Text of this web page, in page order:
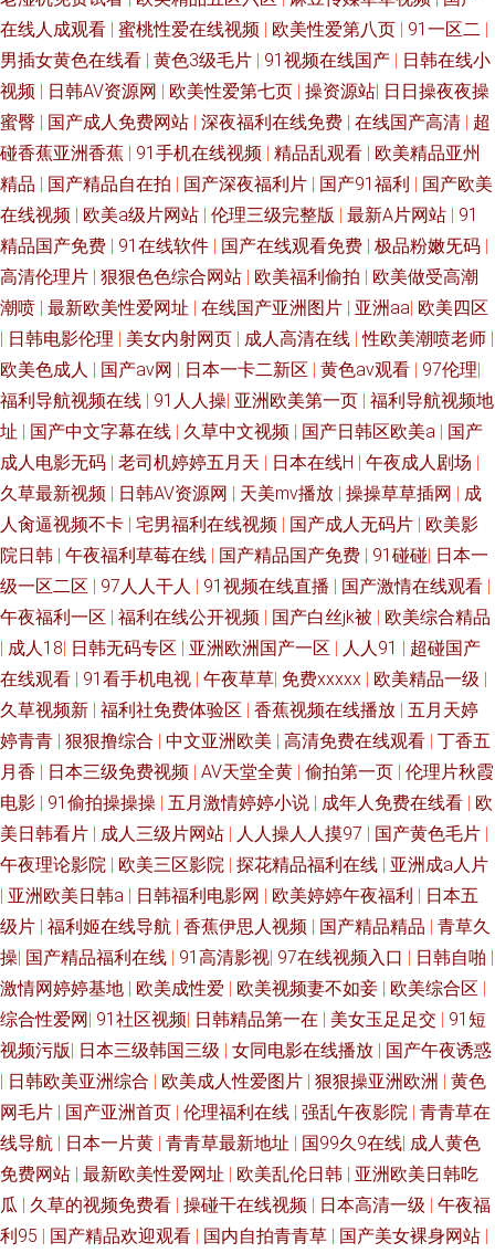
在线人成观看 | 蜜桃性爱在线视频 | 欧美性爱第八页 | 91一区二 |
男插女黄色在线看 | 黄色3级毛片 | 91视频在线国产 | 日韩在线小
视频 | 日韩AV资源网 | 欧美性爱第七页 | 操资源站| 日日操夜夜操
蜜臀 | 国产成人免费网站 | 深夜福利在线免费 | 在线国产高清 | 超
碰香蕉亚洲香蕉 | 91手机在线视频 | 精品乱观看 | 欧美精品亚州
精品 | 国产精品自在拍 | 国产深夜福利片 | 国产91福利 | 国产欧美
在线视频 | 欧美a级片网站 | 伦理三级完整版 | 最新A片网站 | 91
精品国产免费 | 91在线软件 | 国产在线观看免费 | 极品粉嫩旡码 |
高清伦理片 | 狠狠色色综合网站 | 欧美福利偷拍 | 欧美做受高潮
潮喷 | 最新欧美性爱网址 | 在线国产亚洲图片 | 亚洲aa| 欧美四区
| 日韩电影伦理 | 美女内射网页 | 成人高清在线 |性欧美潮喷老师 |
欧美色成人 | 国产av网 | 日本一卡二新区 | 黄色av观看 | 97伦理|
福利导航视频在线 | 91人人操| 亚洲欧美第一页 | 福利导航视频地
址 | 国产中文字幕在线 | 久草中文视频 | 国产日韩区欧美a | 国产
成人电影无码 | 老司机婷婷五月天 | 日本在线H | 午夜成人剧场 |
久草最新视频 | 日韩AV资源网 | 天美mv播放 | 操操草草插网 | 成
人肏逼视频不卡 | 宅男福利在线视频 | 国产成人无码片 | 欧美影
院日韩 | 午夜福利草莓在线 | 国产精品国产免费 | 91碰碰| 日本一
级一区二区 | 97人人干人 | 91视频在线直播 | 国产激情在线观看 |
午夜福利一区 | 福利在线公开视频 | 国产白丝jk被 | 欧美综合精品
| 成人18| 日韩无码专区 | 亚洲欧洲国产一区 | 人人91 | 超碰国产
在线观看 | 91看手机电视 | 午夜草草| 免费xxxxx | 欧美精品一级 |
久草视频新 | 福利社免费体验区 | 香蕉视频在线播放 | 五月天婷
婷青青 | 狠狠撸综合 | 中文亚洲欧美 | 高清免费在线观看 | 丁香五
月香 | 日本三级免费视频 | AV天堂全黄 | 偷拍第一页 | 伦理片秋霞
电影 | 91偷拍操操操 | 五月激情婷婷小说 | 成年人免费在线看 | 欧
美日韩看片 | 成人三级片网站 | 人人操人人摸97 | 国产黄色毛片 |
午夜理论影院 | 欧美三区影院 | 探花精品福利在线 | 亚洲成a人片
| 亚洲欧美日韩a | 日韩福利电影网 | 欧美婷婷午夜福利 | 日本五
级片 | 福利姬在线导航 | 香蕉伊思人视频 | 国产精品精品 | 青草久
操| 国产精品福利在线 | 91高清影视| 97在线视频入口 | 日韩自啪 |
激情网婷婷基地 | 欧美成性爱 | 欧美视频妻不如妾 | 欧美综合区 |
综合性爱网| 91社区视频| 日韩精品第一在 | 美女玉足足交 | 91短
视频污版| 日本三级韩国三级 | 女同电影在线播放 | 国产午夜诱惑
| 日韩欧美亚洲综合 | 欧美成人性爱图片 | 狠狠操亚洲欧洲 | 黄色
网毛片 | 国产亚洲首页 | 伦理福利在线 | 强乱午夜影院 | 青青草在
线导航 | 日本一片黄 | 青青草最新地址 | 国99久9在线| 成人黄色
免费网站 | 最新欧美性爱网址 | 欧美乱伦日韩 | 亚洲欧美日韩吃
瓜 | 久草的视频免费看 | 操碰干在线视频 | 日本高清一级 | 午夜福
利95 | 国产精品欢迎观看 | 国内自拍青青草 | 国产美女裸身网站 |